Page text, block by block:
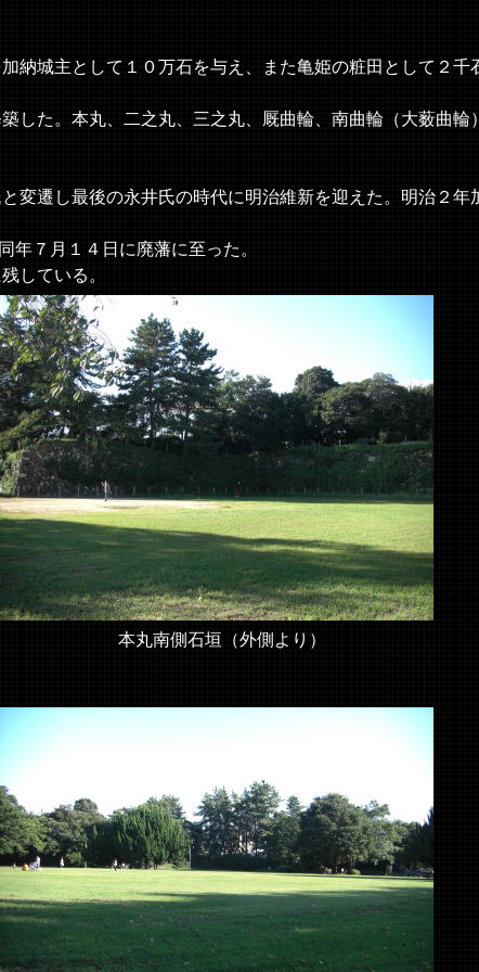
城主として１０万石を与え、また亀姫の粧田として２千
た。本丸、二之丸、三之丸、厩曲輪、南曲輪（大薮曲輪
遷し最後の永井氏の時代に明治維新を迎えた。明治２年
年７月１４日に廃藩に至った。
している。
本丸南側石垣（外側より）